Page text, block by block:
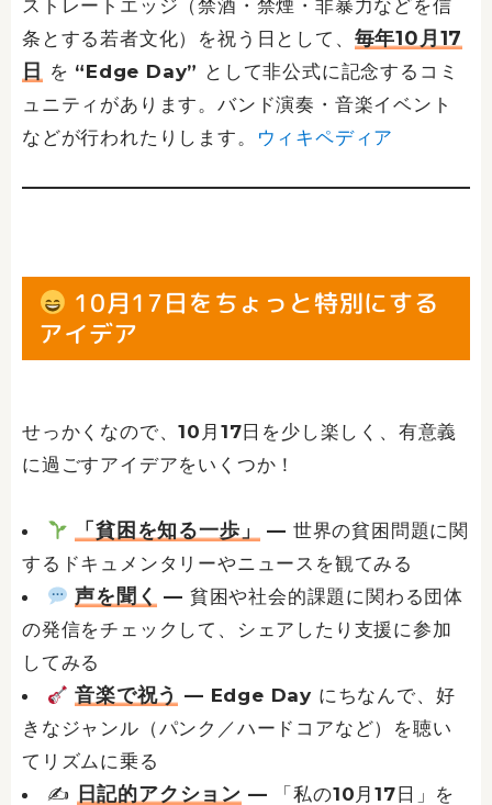
ストレートエッジ（禁酒・禁煙・非暴力などを信
条とする若者文化）を祝う日として、 毎年10月17
日 を “Edge Day” として非公式に記念するコミ
ュニティがあります。バンド演奏・音楽イベント
などが行われたりします。
ウィキペディア
10月17日をちょっと特別にする
アイデア
せっかくなので、10月17日を少し楽しく、有意義
に過ごすアイデアをいくつか！
「貧困を知る一歩」
— 世界の貧困問題に関
するドキュメンタリーやニュースを観てみる
声を聞く — 貧困や社会的課題に関わる団体
の発信をチェックして、シェアしたり支援に参加
してみる
音楽で祝う — Edge Day にちなんで、好
きなジャンル（パンク／ハードコアなど）を聴い
てリズムに乗る
✍️ 日記的アクション — 「私の10月17日」を